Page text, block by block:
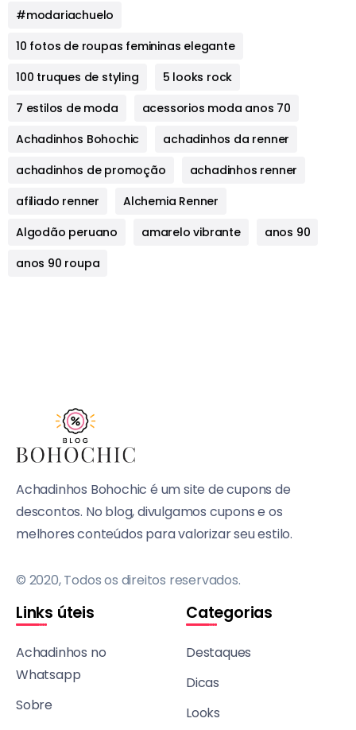
#modariachuelo
10 fotos de roupas femininas elegante
100 truques de styling
5 looks rock
7 estilos de moda
acessorios moda anos 70
Achadinhos Bohochic
achadinhos da renner
achadinhos de promoção
achadinhos renner
afiliado renner
Alchemia Renner
Algodão peruano
amarelo vibrante
anos 90
anos 90 roupa
Achadinhos Bohochic é um site de cupons de
descontos. No blog, divulgamos cupons e os
melhores conteúdos para valorizar seu estilo.
© 2020, Todos os direitos reservados.
Links úteis
Achadinhos no
Whatsapp
Sobre
Categorias
Destaques
Dicas
Looks